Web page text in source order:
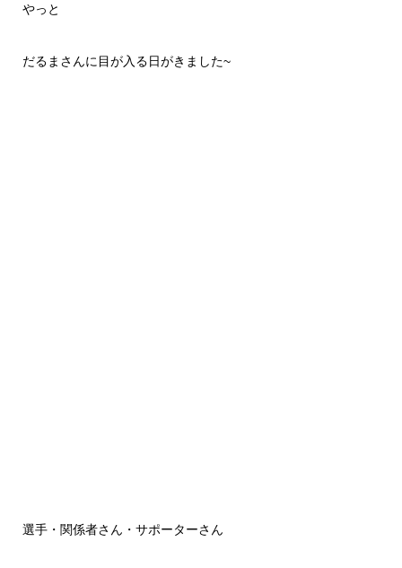
やっと
だるまさんに目が入る日がきました~
選手・関係者さん・サポーターさん